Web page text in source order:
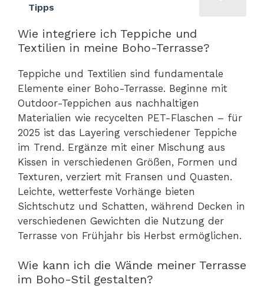
Tipps
Wie integriere ich Teppiche und
Textilien in meine Boho-Terrasse?
Teppiche und Textilien sind fundamentale
Elemente einer Boho-Terrasse. Beginne mit
Outdoor-Teppichen aus nachhaltigen
Materialien wie recycelten PET-Flaschen – für
2025 ist das Layering verschiedener Teppiche
im Trend. Ergänze mit einer Mischung aus
Kissen in verschiedenen Größen, Formen und
Texturen, verziert mit Fransen und Quasten.
Leichte, wetterfeste Vorhänge bieten
Sichtschutz und Schatten, während Decken in
verschiedenen Gewichten die Nutzung der
Terrasse von Frühjahr bis Herbst ermöglichen.
Wie kann ich die Wände meiner Terrasse
im Boho-Stil gestalten?